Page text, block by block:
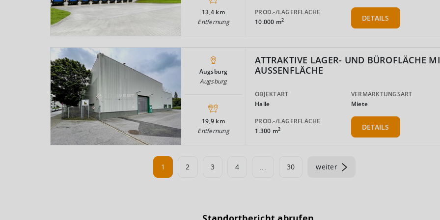
13,4 km
Entfernung
PROD.-/LAGERFLÄCHE
10.000 m2 DETAILS
Augsburg
Augsburg
19,9 km
Entfernung
ATTRAKTIVE LAGER- UND BÜROFLÄCHE
AUSSENFLÄCHE
OBJEKTART
Halle
VERMARKTUNGSART
Miete
PROD.-/LAGERFLÄCHE
1.300 m2 DETAILS
1 2 3 4 30 weiter